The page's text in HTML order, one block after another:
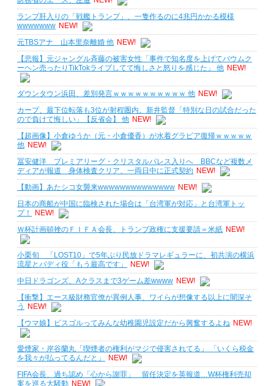
ランプ肝入りの「戦艦トランプ」、一隻作るのに4兆円かかる模様
wwwwwww NEW!
元TBSアナ 山本里奈離婚 他 NEW!
【悲報】元ジャングル斉藤の被害女性「事件で知名度を上げてバウムク
ーヘン売ったりTikTokライブしてて悔しさと怒りを感じた」 他 NEW!
ダウンタウン浜田、差別発言ｗｗｗｗｗｗｗｗｗｗ 他 NEW!
カープ、最下位転落も3位が射程圏内。新井監督「特別な日の試合だった
ので負けて悔しい」【反省会】 他 NEW!
【超画像】小倉ゆうか（元・小倉優香）が水着グラビア復帰ｗｗｗｗｗ
他 NEW!
冨安健洋 プレミアリーグ・クリスタルパレス入りへ BBCなど複数メ
ディアが報道 身体検査クリア、一両日中に正式契約 NEW!
【動画】あたシコ女襲来wwwwwwwwwwwwww NEW!
日本の商船が中国に臨検された場合は「台湾軍が対応」と台湾軍トッ
プ！
NEW!
Ｗ杯計画頓挫のＦＩＦＡ会長、トランプ政権に支援要請＝米紙 NEW!
小栗旬 「LOST10」で5年ぶり民放ドラマレギュラーに、初共演の横浜
流星とバディ役「もう最高です」
NEW!
中日ドラゴンズ、Aクラスまで3ゲーム差wwww NEW!
【衝撃】エース級財務官僚が異例人事、ワイらが想像する以上に闇深そ
う
NEW!
【ウマ娘】ピスゴルってみんな幼稚園児設定だから興奮するよね NEW!
愛煙家・岸谷蘭丸「喫煙者の権利がマジで侵害されてる」 「いくら税金
を我々が払ってるんだと」
NEW!
FIFA会長、過ち認め「心から謝罪」 留任決定を英報道…W杯権利売却
案を巡る大騒動 NEW!